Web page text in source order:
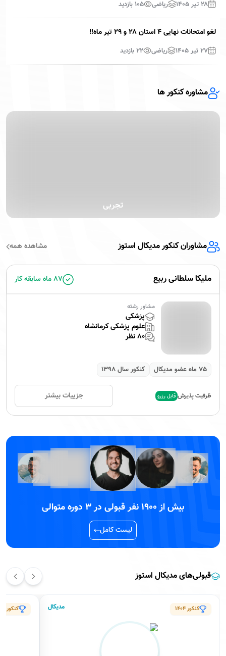
۲۸ تیر ۱۴۰۵ ریاضی 105 بازدید
لغو امتحانات نهایی ۴ استان ۲۸ و ۲۹ تیر ماه‼️
۲۷ تیر ۱۴۰۵ ریاضی 22 بازدید
مشاوره کنکور ها
تجربی
مشاوران کنکور مدیکال استوز مشاهده همه
مشاور رشته
پزشکی
علوم پزشکی کرمانشاه
80نظر
75ماه عضو مدیکال کنکور سال
ظرفیت پذیرش قابل رزرو جزییات بیشتر